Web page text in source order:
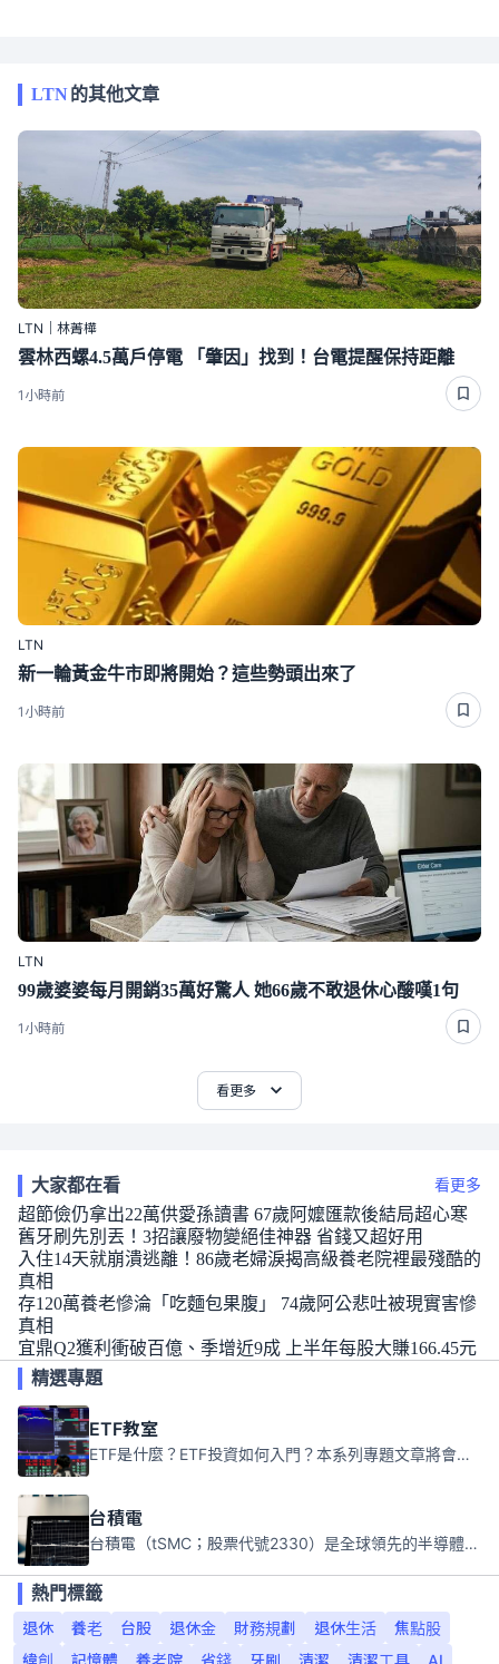
LTN的其他文章
LTN｜林菁樺
雲林西螺4.5萬戶停電 「肇因」找到！台電提醒保持距離
1小時前
LTN
新一輪黃金牛市即將開始？這些勢頭出來了
1小時前
LTN
99歲婆婆每月開銷35萬好驚人 她66歲不敢退休心酸嘆1句
1小時前
看更多
大家都在看 看更多
超節儉仍拿出22萬供愛孫讀書 67歲阿嬤匯款後結局超心寒
舊牙刷先別丟！3招讓廢物變絕佳神器 省錢又超好用
入住14天就崩潰逃離！86歲老婦淚揭高級養老院裡最殘酷的
真相
存120萬養老慘淪「吃麵包果腹」 74歲阿公悲吐被現實害慘
真相
宜鼎Q2獲利衝破百億、季增近9成 上半年每股大賺166.45元
精選專題
ETF教室
ETF是什麼？ETF投資如何入門？本系列專題文章將會告訴你新手必須知道的ETF基礎知識。
台積電
台積電（tSMC；股票代號2330）是全球領先的半導體代工公司，成立於1987年，總部位於台灣新竹。且已於美國、日本、德國及中國設廠，台積電是全球首家專業積體電路製造服務公司，也是全球最先進和最大規模的半導體代工廠。
熱門標籤
退休
養老 台股 退休金 財務規劃 退休生活
焦點股
緯創
記憶體 養老院 省錢 牙刷 清潔 清潔工具 AI